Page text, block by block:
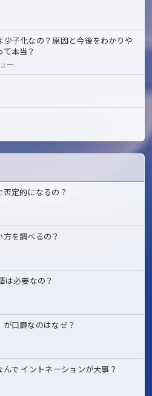
少子化なの？原因と今後をわかりや
本当？
ー
否定的になるの？
方を調べるの？
は必要なの？
が口癖なのはなぜ？
んで イントネーションが大事？